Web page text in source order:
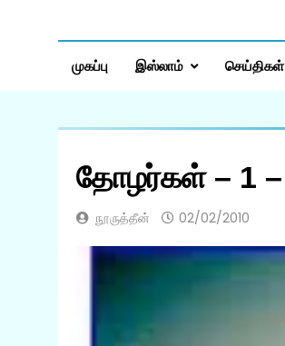
முகப்பு இஸ்லாம் செய்திகள்
நூருத்தீன் 02/02/2010